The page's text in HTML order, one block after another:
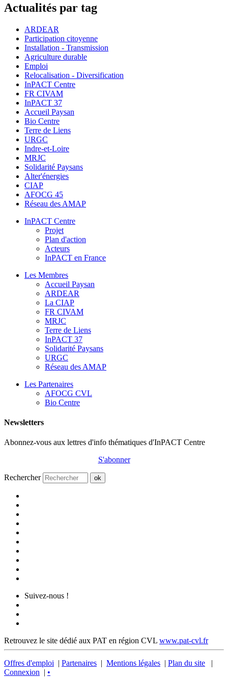
Actualités par tag
ARDEAR
Participation citoyenne
Installation - Transmission
Agriculture durable
Emploi
Relocalisation - Diversification
InPACT Centre
FR CIVAM
InPACT 37
Accueil Paysan
Bio Centre
Terre de Liens
URGC
Indre-et-Loire
MRJC
Solidarité Paysans
Alter'énergies
CIAP
AFOCG 45
Réseau des AMAP
InPACT Centre
Projet
Plan d'action
Acteurs
InPACT en France
Les Membres
Accueil Paysan
ARDEAR
La CIAP
FR CIVAM
MRJC
Terre de Liens
InPACT 37
Solidarité Paysans
URGC
Réseau des AMAP
Les Partenaires
AFOCG CVL
Bio Centre
Newsletters
Abonnez-vous aux lettres d'info thématiques d'InPACT Centre
S'abonner
Rechercher ok
Suivez-nous !
Retrouvez le site dédié aux PAT en région CVL www.pat-cvl.fr
Offres d'emploi | Partenaires | Mentions légales | Plan du site |
Connexion | •